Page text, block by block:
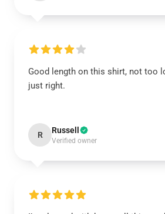
Good length on this shirt, not too
just right.
R Russell
Verified owner